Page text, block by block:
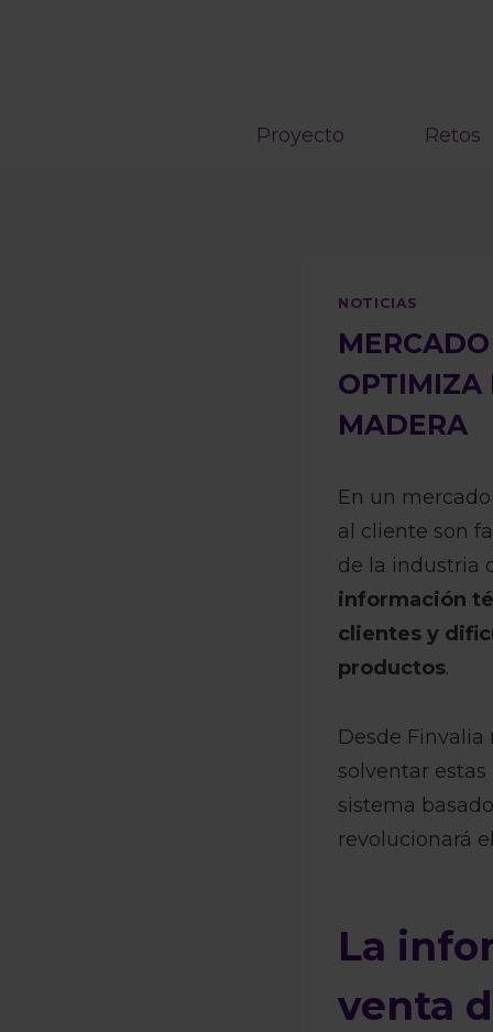
Proyecto Retos
NOTICIAS
OPTIMIZA
MADERA
En un
al cliente son
de la industria
información
clientes y
productos.
Desde
solventar
sistema
revolucionará
La
venta